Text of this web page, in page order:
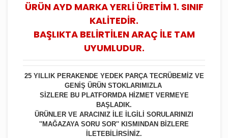
ÜRÜN AYD MARKA YERLİ ÜRETİM 1. SINIF
KALİTEDİR.
BAŞLIKTA BELİRTİLEN ARAÇ İLE TAM
UYUMLUDUR.
25 YILLIK PERAKENDE YEDEK PARÇA TECRÜBEMİZ VE
GENİŞ ÜRÜN STOKLARIMIZLA
SİZLERE BU PLATFORMDA HİZMET VERMEYE
BAŞLADIK.
ÜRÜNLER VE ARACINIZ İLE İLGİLİ SORULARINIZI
''MAĞAZAYA SORU SOR'' KISMINDAN BİZLERE
İLETEBİLİRSİNİZ.